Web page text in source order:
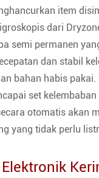
item
dari
semi permanen
dan stabil
bahan habis pakai.
set
otomatis akan
yang tidak perlu